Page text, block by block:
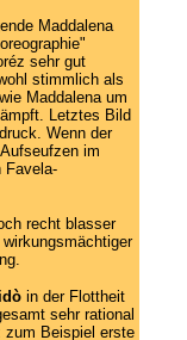
Maddalena
sehr gut
stimmlich als
Maddalena um
Letztes Bild
Wenn der
im
Favela-
recht blasser
wirkungsmächtiger
in der Flottheit
sehr rational
zum Beispiel erste